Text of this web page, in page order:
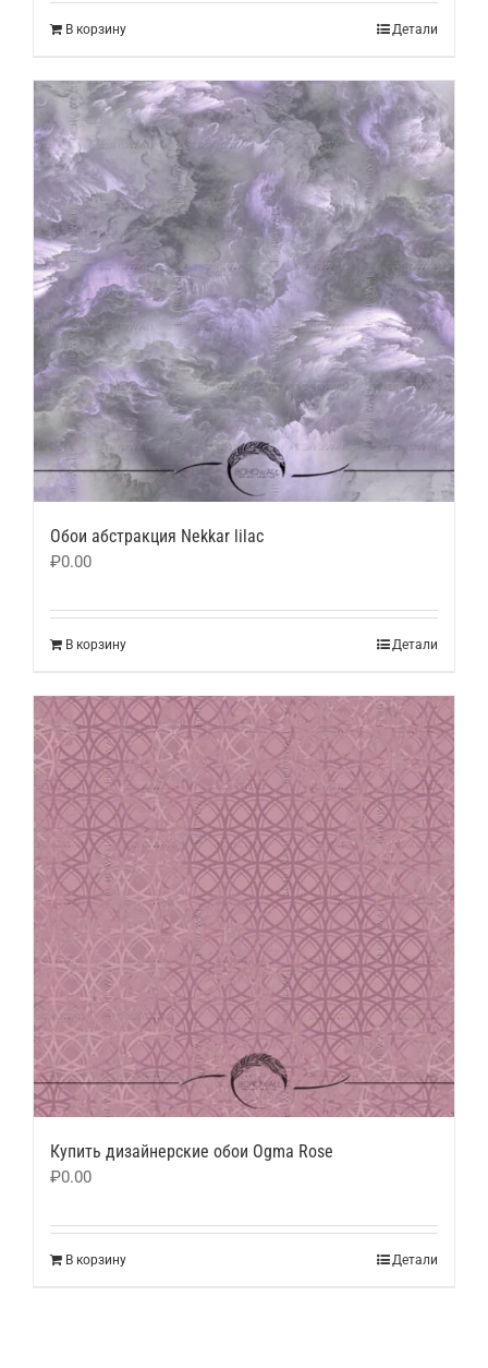
В корзину Детали
Обои абстракция Nekkar lilac
₽0.00
В корзину Детали
Купить дизайнерские обои Ogma Rose
₽0.00
В корзину Детали